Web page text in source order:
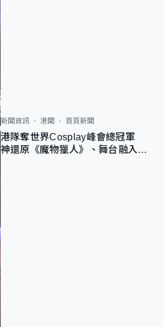
新聞資訊 港聞 首頁新聞
港隊奪世界Cosplay峰會總冠軍
神還原《魔物獵人》、舞台融入獅